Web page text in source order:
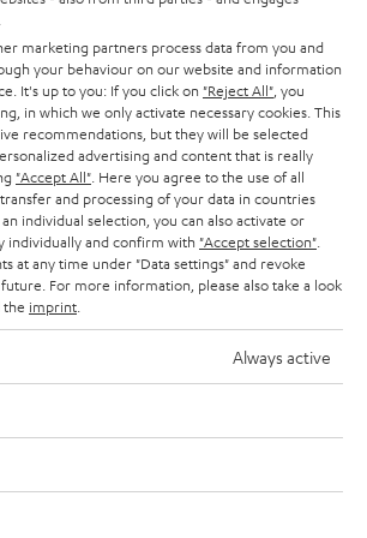
für sicheren Transport und schnelles
In-Ear Kopfhörer denkbar kompakt sein können,
Akku benötigt. Der integrierte Akku der
kann insgesamt aber nicht so lange Energie
einestragbaren Bluetooth-Lautsprecherszum
Nachladen der True Wireless Kopfhörer
wenn ein Ladecase mit Powerbank-Funktion wie
BLUE TWS 3 und den AIRY SPORTS TWS zum
Case ist auch praktisch für den Transport in der
die Wireless In-Ear Kopfhörer platzsparend
sind stets griffbereit. Das Laden beginnt übrigens,
in das Ladecase eingesteckt werden. Am Case
Wechsel zu True Wireless
Kopfhörer sind immer griffbereit und laden den
marketing partners process data from you and
your behaviour on our website and information
It's up to you: If you click on "Reject All" , you
in which we only activate necessary cookies. This
recommendations, but they will be selected
advertising and content that is really
"Accept All" . Here you agree to the use of all
and processing of your data in countries
individual selection, you can also activate or
individually and confirm with "Accept selection"
at any time under "Data settings" and revoke
For more information, please also take a look
the imprint
Always active